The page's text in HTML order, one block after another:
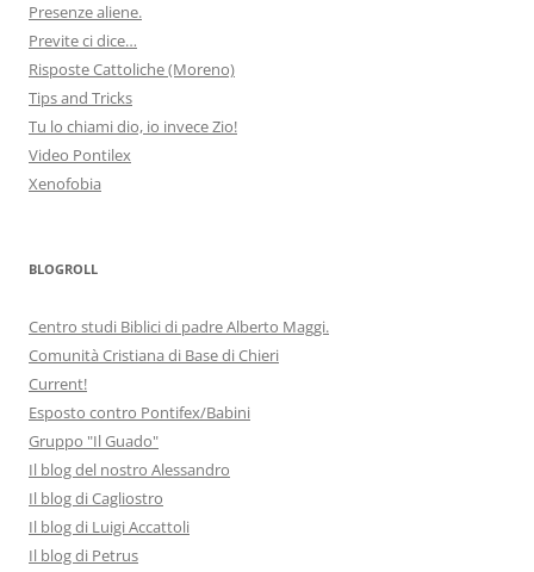
Presenze aliene.
Previte ci dice…
Risposte Cattoliche (Moreno)
Tips and Tricks
Tu lo chiami dio, io invece Zio!
Video Pontilex
Xenofobia
BLOGROLL
Centro studi Biblici di padre Alberto Maggi.
Comunità Cristiana di Base di Chieri
Current!
Esposto contro Pontifex/Babini
Gruppo "Il Guado"
Il blog del nostro Alessandro
Il blog di Cagliostro
Il blog di Luigi Accattoli
Il blog di Petrus